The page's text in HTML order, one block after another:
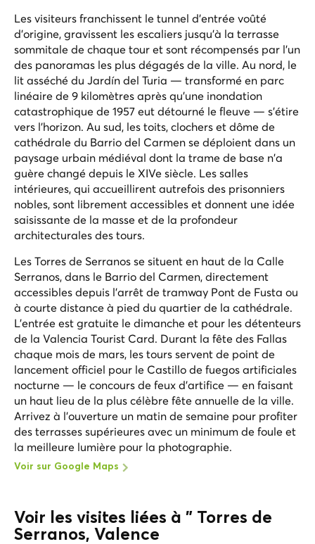
Les visiteurs franchissent le tunnel d'entrée voûté
d'origine, gravissent les escaliers jusqu'à la terrasse
sommitale de chaque tour et sont récompensés par l'un
des panoramas les plus dégagés de la ville. Au nord, le
lit asséché du Jardín del Turia — transformé en parc
linéaire de 9 kilomètres après qu'une inondation
catastrophique de 1957 eut détourné le fleuve — s'étire
vers l'horizon. Au sud, les toits, clochers et dôme de
cathédrale du Barrio del Carmen se déploient dans un
paysage urbain médiéval dont la trame de base n'a
guère changé depuis le XIVe siècle. Les salles
intérieures, qui accueillirent autrefois des prisonniers
nobles, sont librement accessibles et donnent une idée
saisissante de la masse et de la profondeur
architecturales des tours.
Les Torres de Serranos se situent en haut de la Calle
Serranos, dans le Barrio del Carmen, directement
accessibles depuis l'arrêt de tramway Pont de Fusta ou
à courte distance à pied du quartier de la cathédrale.
L'entrée est gratuite le dimanche et pour les détenteurs
de la Valencia Tourist Card. Durant la fête des Fallas
chaque mois de mars, les tours servent de point de
lancement officiel pour le Castillo de fuegos artificiales
nocturne — le concours de feux d'artifice — en faisant
un haut lieu de la plus célèbre fête annuelle de la ville.
Arrivez à l'ouverture un matin de semaine pour profiter
des terrasses supérieures avec un minimum de foule et
la meilleure lumière pour la photographie.
Voir sur Google Maps
Voir les visites liées à " Torres de
Serranos, Valence